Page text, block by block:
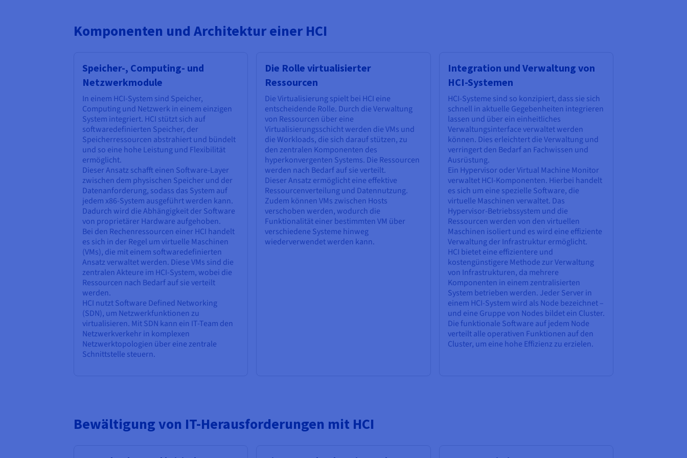
Komponenten und Architektur einer HCI
Speicher-, Computing- und
Netzwerkmodule
In einem HCI-System sind Speicher,
Computing und Netzwerk in einem einzigen
System integriert. HCI stützt sich auf
softwaredefinierten Speicher, der
Speicherressourcen abstrahiert und bündelt
und so eine hohe Leistung und Flexibilität
ermöglicht.
Dieser Ansatz schafft einen Software-Layer
zwischen dem physischen Speicher und der
Datenanforderung, sodass das System auf
jedem x86-System ausgeführt werden kann.
Dadurch wird die Abhängigkeit der Software
von proprietärer Hardware aufgehoben.
Bei den Rechenressourcen einer HCI handelt
es sich in der Regel um virtuelle Maschinen
(VMs), die mit einem softwaredefinierten
Ansatz verwaltet werden. Diese VMs sind die
zentralen Akteure im HCI-System, wobei die
Ressourcen nach Bedarf auf sie verteilt
werden.
HCI nutzt Software Defined Networking
(SDN), um Netzwerkfunktionen zu
virtualisieren. Mit SDN kann ein IT-Team den
Netzwerkverkehr in komplexen
Netzwerktopologien über eine zentrale
Schnittstelle steuern.
Die Rolle virtualisierter
Ressourcen
Die Virtualisierung spielt bei HCI eine
entscheidende Rolle. Durch die Verwaltung
von Ressourcen über eine
Virtualisierungsschicht werden die VMs und
die Workloads, die sich darauf stützen, zu
den zentralen Komponenten des
hyperkonvergenten Systems. Die Ressourcen
werden nach Bedarf auf sie verteilt.
Dieser Ansatz ermöglicht eine effektive
Ressourcenverteilung und Datennutzung.
Zudem können VMs zwischen Hosts
verschoben werden, wodurch die
Funktionalität einer bestimmten VM über
verschiedene Systeme hinweg
wiederverwendet werden kann.
Integration und Verwaltung von
HCI-Systemen
HCI-Systeme sind so konzipiert, dass sie sich
schnell in aktuelle Gegebenheiten integrieren
lassen und über ein einheitliches
Verwaltungsinterface verwaltet werden
können. Dies erleichtert die Verwaltung und
verringert den Bedarf an Fachwissen und
Ausrüstung.
Ein Hypervisor oder Virtual Machine Monitor
verwaltet HCI-Komponenten. Hierbei handelt
es sich um eine spezielle Software, die
virtuelle Maschinen verwaltet. Das
Hypervisor-Betriebssystem und die
Ressourcen werden von den virtuellen
Maschinen isoliert und es wird eine effiziente
Verwaltung der Infrastruktur ermöglicht.
HCI bietet eine effizientere und
kostengünstigere Methode zur Verwaltung
von Infrastrukturen, da mehrere
Komponenten in einem zentralisierten
System betrieben werden. Jeder Server in
einem HCI-System wird als Node bezeichnet –
und eine Gruppe von Nodes bildet ein Cluster.
Die funktionale Software auf jedem Node
verteilt alle operativen Funktionen auf den
Cluster, um eine hohe Effizienz zu erzielen.
Bewältigung von IT-Herausforderungen mit HCI